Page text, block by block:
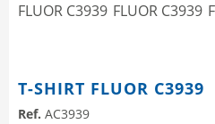
T-SHIRT FLUOR C3939
Ref. AC3939